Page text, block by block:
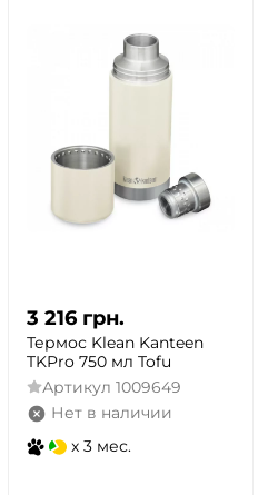
3 216 грн.
Термос Klean Kanteen
TKPro 750 мл Tofu
Артикул 1009649
Нет в наличии
x 3 мес.